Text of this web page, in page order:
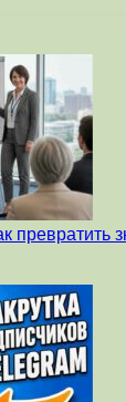
превратить